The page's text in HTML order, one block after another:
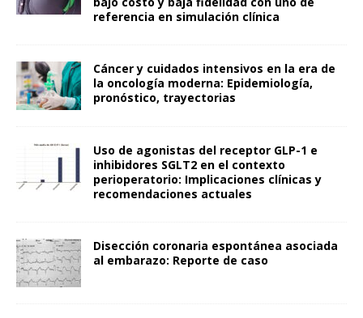
referencia en simulación clínica
Cáncer y cuidados intensivos en la era de
la oncología moderna: Epidemiología,
pronóstico, trayectorias
Uso de agonistas del receptor GLP-1 e
inhibidores SGLT2 en el contexto
perioperatorio: Implicaciones clínicas y
recomendaciones actuales
Disección coronaria espontánea asociada
al embarazo: Reporte de caso